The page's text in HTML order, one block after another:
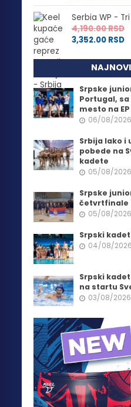
Serbia WP -
4,190.00RSD
3,352.00 RSD
Srpske
Portugal,
mesto na EP
06/08/2026
Srbija lako i
pobede na
kadete
05/08/2026
Srpske
četvrtfinale
05/08/2026
Srpski
04/08/2026
Srpski
na startu
03/08/2026